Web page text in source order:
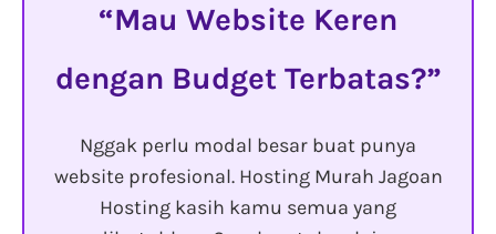
Mau Website Keren
dengan Budget Terbatas?
Nggak perlu modal besar buat punya
website profesional. Hosting Murah Jagoan
Hosting kasih kamu semua yang